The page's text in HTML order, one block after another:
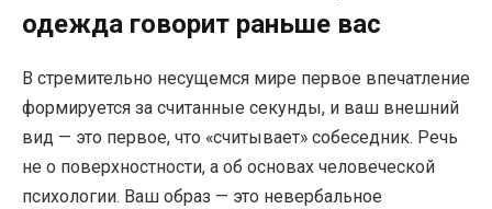
одежда говорит раньше вас
В стремительно несущемся мире первое впечатление
формируется за считанные секунды, и ваш внешний
вид — это первое, что «считывает» собеседник. Речь
не о поверхностности, а об основах человеческой
психологии. Ваш образ — это невербальное